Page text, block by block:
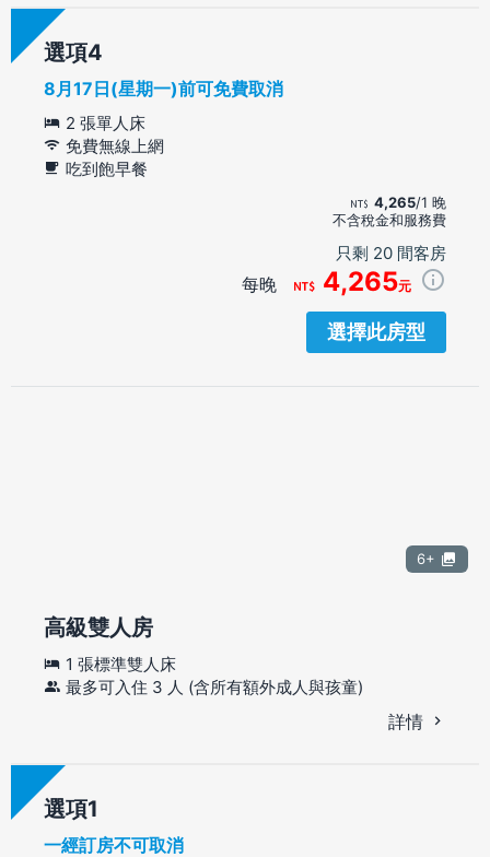
選項
8月17日(星期一)前可免費取消
2 張單人床
免費無線上網
吃到飽早餐
4,265/1 晚
不含稅金和服務費
只剩 20 間客房
每晚 4,265元
選擇此房型
6+
高級雙人房
1 張標準雙人床
最多可入住 3 人 (含所有額外成人與孩童)
詳情
選項
一經訂房不可取消